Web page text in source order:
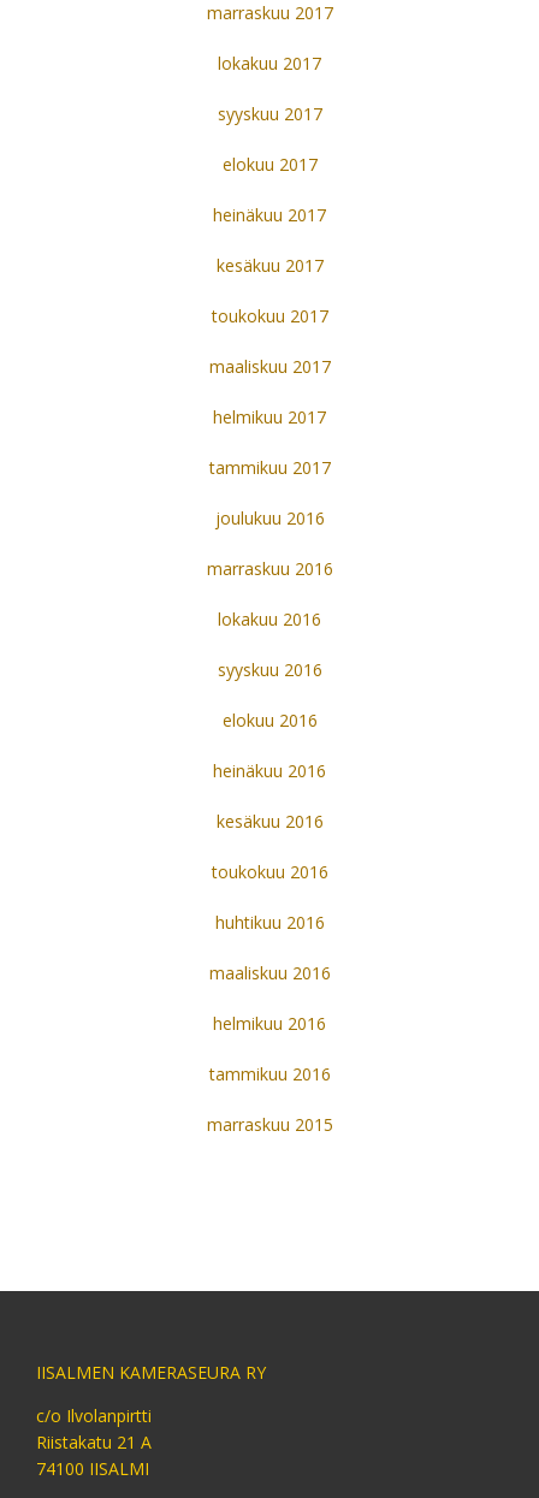
marraskuu 2017
lokakuu 2017
syyskuu 2017
elokuu 2017
heinäkuu 2017
kesäkuu 2017
toukokuu 2017
maaliskuu 2017
helmikuu 2017
tammikuu 2017
joulukuu 2016
marraskuu 2016
lokakuu 2016
syyskuu 2016
elokuu 2016
heinäkuu 2016
kesäkuu 2016
toukokuu 2016
huhtikuu 2016
maaliskuu 2016
helmikuu 2016
tammikuu 2016
marraskuu 2015
IISALMEN KAMERASEURA RY
c/o Ilvolanpirtti
Riistakatu 21 A
74100 IISALMI